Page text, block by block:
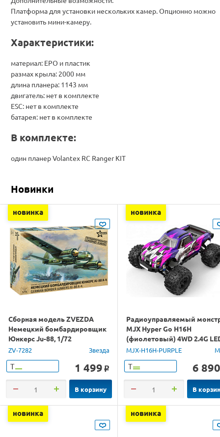
Платформа для установки нескольких камер. Опционно можно
установить мини-камеру.
Характеристики:
материал: EPO и пластик
размах крыла: 2000 мм
длина планера: 1143 мм
двигатель: нет в комплекте
ESC: нет в комплекте
батарея: нет в комплекте
В комплекте:
один планер Volantex RC Ranger KIT
Новинки
новинка
Сборная модель ZVEZDA
Немецкий бомбардировщик
Юнкерс Ju-88, 1/72
ZV-7282 Звезда
Т 1 499 o
В корзину
новинка
Радиоуправляемый
MJX Hyper Go H16H
(фиолетовый) 4WD 2.4G
GPS 1/16 RTR
MJX-H16H-PURPLE
Т 6 890
В
новинка новинка